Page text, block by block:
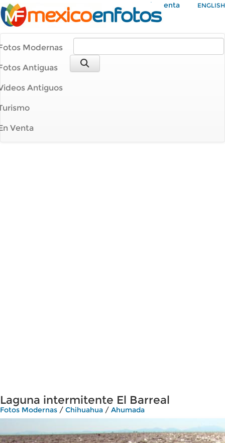
Mi Cuenta ENGLISH
Modernas
Antiguas
Antiguos
Venta
Laguna intermitente El Barreal
Fotos Modernas / Chihuahua / Ahumada